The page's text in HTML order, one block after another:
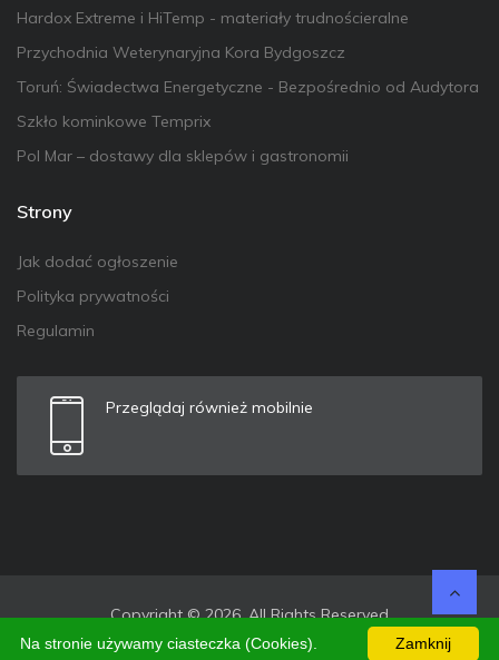
Hardox Extreme i HiTemp - materiały trudnościeralne
Przychodnia Weterynaryjna Kora Bydgoszcz
Toruń: Świadectwa Energetyczne - Bezpośrednio od Audytora
Szkło kominkowe Temprix
Pol Mar – dostawy dla sklepów i gastronomii
Strony
Jak dodać ogłoszenie
Polityka prywatności
Regulamin
Przeglądaj również mobilnie
Copyright © 2026. All Rights Reserved
Zamknij
Na stronie używamy ciasteczka (Cookies).